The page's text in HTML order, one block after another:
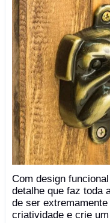
Com design
detalhe que faz toda
de ser
criatividade e crie